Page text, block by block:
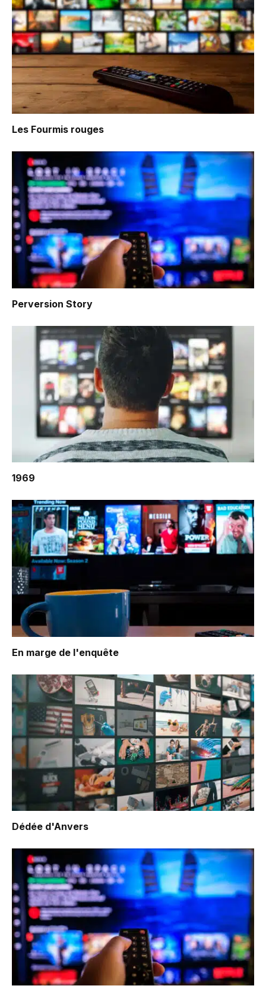
Les Fourmis rouges
Perversion Story
1969
En marge de l'enquête
Dédée d'Anvers